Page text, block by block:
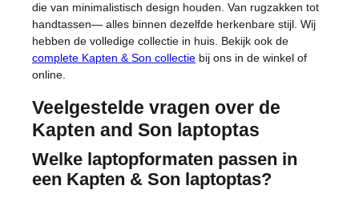
die van minimalistisch design houden. Van rugzakken tot
handtassen— alles binnen dezelfde herkenbare stijl. Wij
hebben de volledige collectie in huis. Bekijk ook de
complete Kapten & Son collectie bij ons in de winkel of
online.
Veelgestelde vragen over de
Kapten and Son laptoptas
Welke laptopformaten passen in
een Kapten & Son laptoptas?